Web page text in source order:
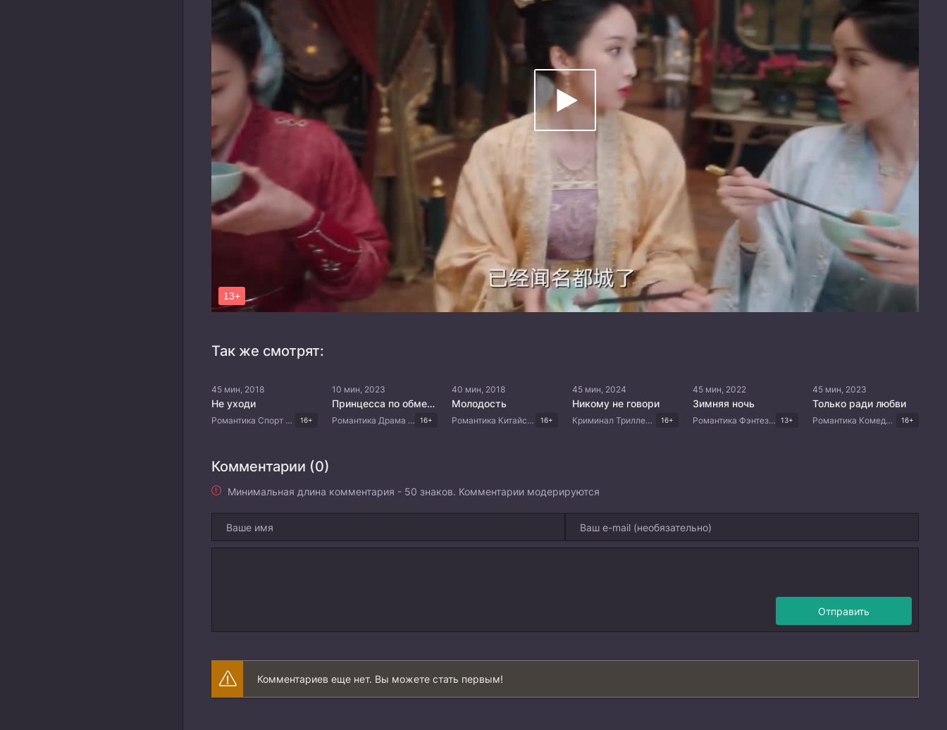
Так же смотрят:
45 мин, 2018
Не уходи
Романтика Спорт Китайские дорамы 16+
10 мин, 2023
Принцесса по обмену
Романтика Драма Боевые искусства Китайские дорамы 16+
40 мин, 2018
Молодость
Романтика Китайские дорамы 16+
45 мин, 2024
Никому не говори
Криминал Триллер Китайские дорамы 16+
45 мин, 2022
Зимняя ночь
Романтика Фэнтези Китайские дорамы 13+
45 мин, 2023
Только ради любви
Романтика Комедия Китайские дорамы 16+
Комментарии (0)
Минимальная длина комментария - 50 знаков. Комментарии модерируются
Отправить
Комментариев еще нет. Вы можете стать первым!